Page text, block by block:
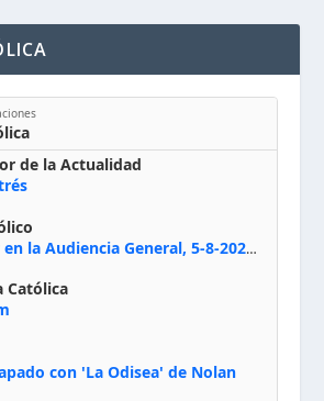
de la Actualidad
Papa León Xiv en la Audiencia General, 5-8-2026: «Dios en el primer puesto; la oración, nuestra primera obligación; la liturgia, la primera fuente de la vida divina que se nos comunica, la primera escuela de nuestra vida espiritual»
Católica
con 'La Odisea' de Nolan